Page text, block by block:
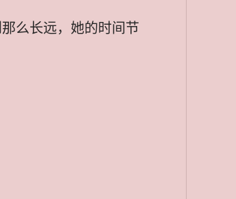
么长远，她的时间节